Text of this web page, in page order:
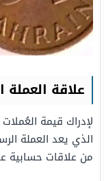
علاقة العملة
لإدراك قيمة
الذي يعد العملة
من علاقات حسابية